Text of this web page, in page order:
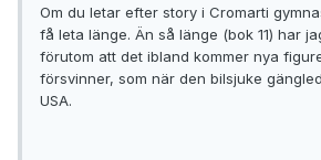
Om du letar efter story i Cromarti
få leta länge. Än så länge (bok 11) har
förutom att det ibland kommer nya
försvinner, som när den bilsjuke
USA.